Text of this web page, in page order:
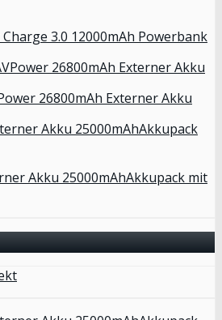
Charge 3.0 12000mAh Powerbank
26800mAh Externer Akku
Akku 25000mAhAkkupack mit